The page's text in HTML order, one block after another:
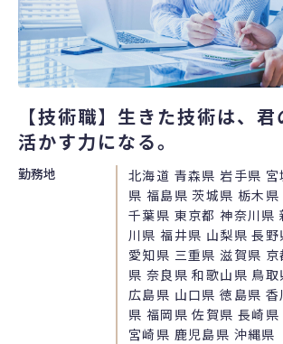
【技術職】生きた技術は、君
活かす力になる。
勤務地
北海道 青森県 岩手県
県 福島県 茨城県 栃木
千葉県 東京都 神奈川県
川県 福井県 山梨県 長
愛知県 三重県 滋賀県
県 奈良県 和歌山県 鳥
広島県 山口県 徳島県
県 福岡県 佐賀県 長崎
宮崎県 鹿児島県 沖縄県